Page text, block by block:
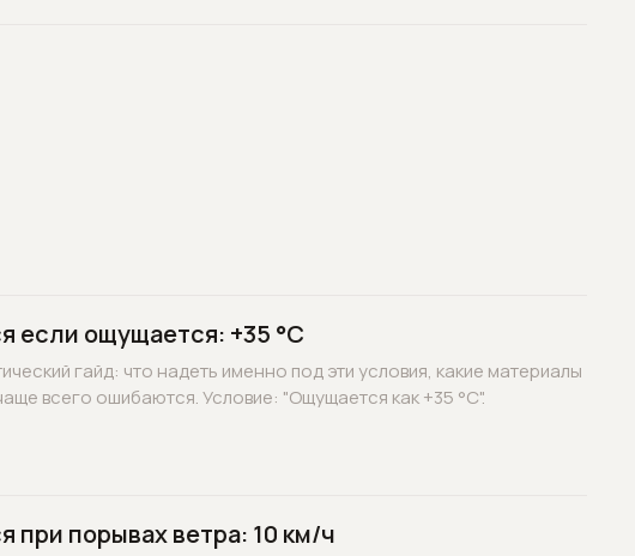
если ощущается: +35 °C
гайд: что надеть именно под эти условия, какие материалы
всего ошибаются. Условие: "Ощущается как +35 °C".
при порывах ветра: 10 км/ч